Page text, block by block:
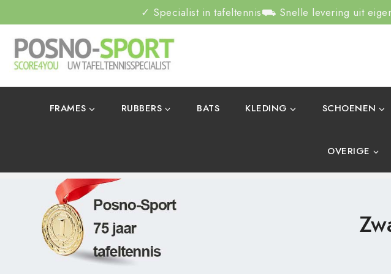
✓ Specialist in tafeltennis⛟ Snelle levering uit
FRAMES RUBBERS BATS KLEDING SCHOENEN
OVERIGE